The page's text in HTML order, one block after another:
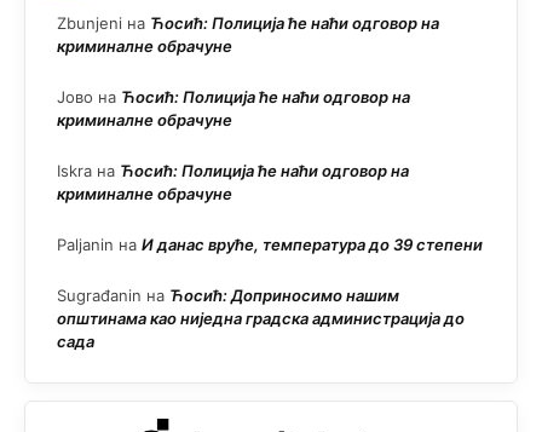
Zbunjeni на Ћосић: Полиција ће наћи одговор на
криминалне обрачуне
Јово на Ћосић: Полиција ће наћи одговор на
криминалне обрачуне
Iskra на Ћосић: Полиција ће наћи одговор на
криминалне обрачуне
Paljanin на И данас вруће, температура до 39 степени
Sugrađanin на Ћосић: Доприносимо нашим
општинама као ниједна градска администрација до
сада